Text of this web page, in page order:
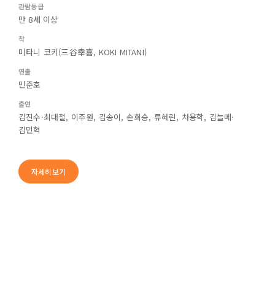
관람등급
만 8세 이상
작
미타니 코키(三谷幸喜, KOKI MITANI)
연출
민준호
출연
김진수·최대철, 이주원, 김송이, 손희승, 류혜린, 차용학, 김늘메·
김민혁
자세히보기